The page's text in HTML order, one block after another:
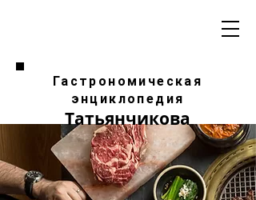
Гастрономическая
энциклопедия
Татьянчикова